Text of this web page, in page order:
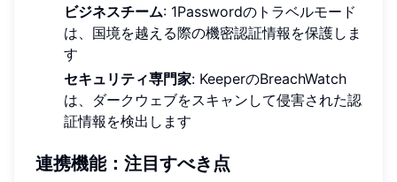
ビジネスチーム: 1Passwordのトラベルモード
は、国境を越える際の機密認証情報を保護しま
す
セキュリティ専門家: KeeperのBreachWatch
は、ダークウェブをスキャンして侵害された認
証情報を検出します
連携機能：注目すべき点